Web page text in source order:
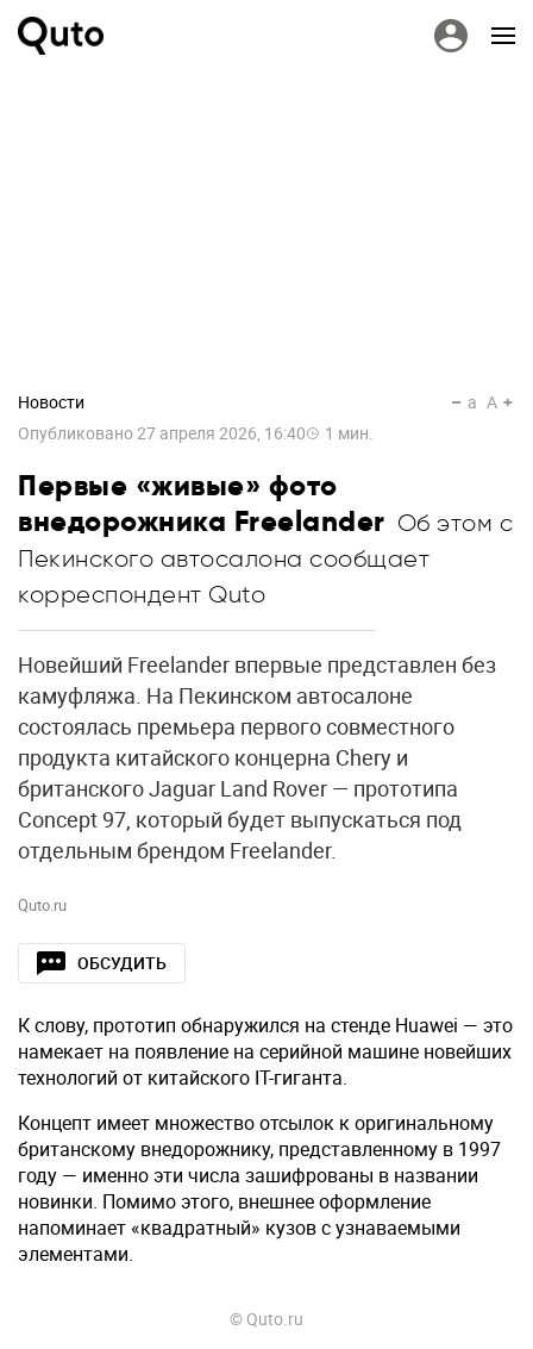
Новости
Опубликовано27 апреля 2026, 16:40 1 мин.
a A
Первые «живые» фото
внедорожника Freelander Об этом с
Пекинского автосалона сообщает
корреспондент Quto
Новейший Freelander впервые представлен без
камуфляжа. На Пекинском автосалоне
состоялась премьера первого совместного
продукта китайского концерна Chery и
британского Jaguar Land Rover — прототипа
Concept 97, который будет выпускаться под
отдельным брендом Freelander.
Quto.ru
ОБСУДИТЬ
К слову, прототип обнаружился на стенде Huawei — это
намекает на появление на серийной машине новейших
технологий от китайского IT-гиганта.
Концепт имеет множество отсылок к оригинальному
британскому внедорожнику, представленному в 1997
году — именно эти числа зашифрованы в названии
новинки. Помимо этого, внешнее оформление
напоминает «квадратный» кузов с узнаваемыми
элементами.
© Quto.ru